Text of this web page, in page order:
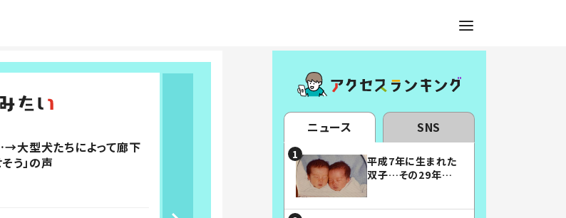
大型犬たちによって廊下
う」の声
ニュース SNS
平成7年に生まれた
双子…その29年後